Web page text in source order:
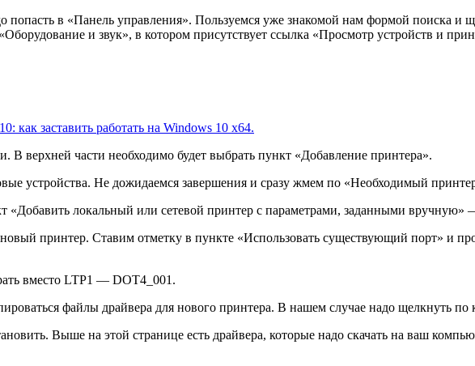
попасть в «Панель управления». Пользуемся уже знакомой нам формой поиска
и звук», в котором присутствует ссылка «Просмотр устройств и
как заставить работать на Windows 10 x64.
В верхней части необходимо будет выбрать пункт «Добавление принтера».
устройства. Не дожидаемся завершения и сразу жмем по «Необходимый принтер
«Добавить локальный или сетевой принтер с параметрами, заданными
принтер. Ставим отметку в пункте «Использовать существующий порт» и
вместо LTP1 — DOT4_001.
файлы драйвера для нового принтера. В нашем случае надо щелкнуть по
Выше на этой странице есть драйвера, которые надо скачать на ваш